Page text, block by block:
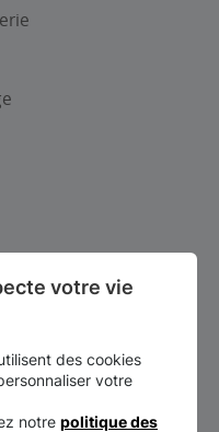
biologie médicale
votre vie
des cookies
votre
notre politique des